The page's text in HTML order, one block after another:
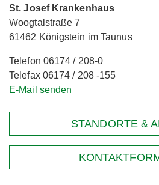
St. Josef Krankenhaus
Woogtalstraße 7
61462 Königstein im Taunus
Telefon 06174 / 208-0
Telefax 06174 / 208 -155
E-Mail senden
STANDORTE &